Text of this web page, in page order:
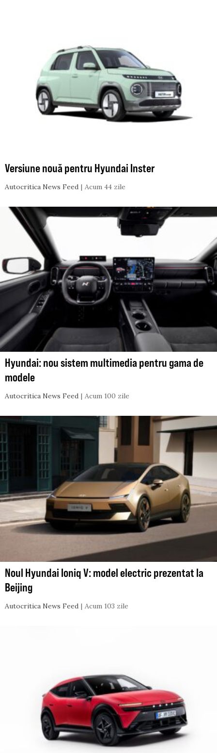
Versiune nouă pentru Hyundai Inster
Autocritica News Feed Acum 44 zile
Hyundai: nou sistem multimedia pentru gama de
modele
Autocritica News Feed Acum 100 zile
Noul Hyundai Ioniq V: model electric prezentat la
Beijing
Autocritica News Feed Acum 103 zile